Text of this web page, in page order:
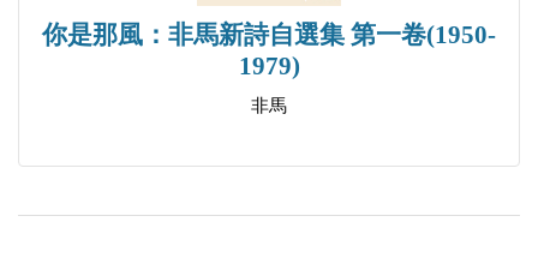
夜遊北野天滿宮／王皖儀
京都的心跳／張美琴
你是那風：非馬新詩自選集 第一卷(1950-
1979)
非馬